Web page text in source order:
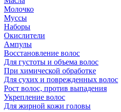
Молочко
Муссы
Наборы
Окислители
Ампулы
Восстановление волос
Для густоты и объема волос
При химической обработке
Для сухих и поврежденных волос
Рост волос, против выпадения
Укрепление волос
Для жирной кожи головы